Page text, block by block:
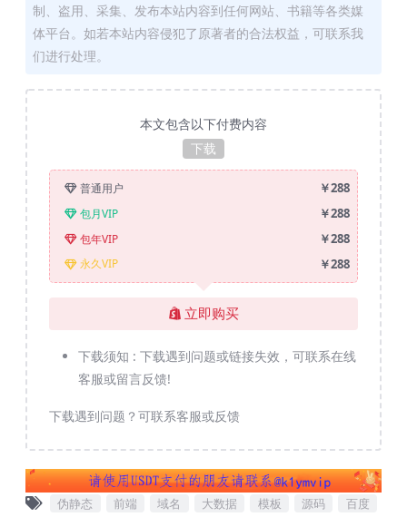
制、盗用、采集、发布本站内容到任何网站、书籍等各类媒
体平台。如若本站内容侵犯了原著者的合法权益，可联系我
们进行处理。
本文包含以下付费内容
下载
普通用户 ￥288
包月VIP ￥288
包年VIP ￥288
永久VIP ￥288
立即购买
下载须知 : 下载遇到问题或链接失效，可联系在线
客服或留言反馈!
下载遇到问题？可联系客服或反馈
伪静态 前端 域名 大数据 模板 源码
百度